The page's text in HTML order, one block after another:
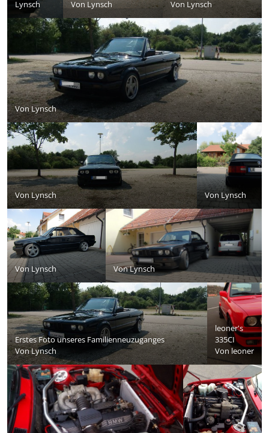
Lynsch
Von Lynsch Von Lynsch
VonLynsch
VonLynsch VonLynsch
Von Lynsch VonLynsch
Erstes Foto unseres Familienneuzuganges
VonLynsch
leoner's
335CI
Von leoner